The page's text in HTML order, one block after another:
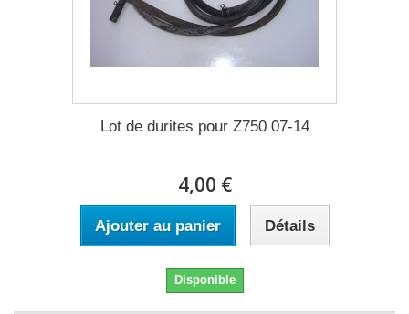
Lot de durites pour Z750 07-14
4,00 €
Ajouter au panier Détails
Disponible